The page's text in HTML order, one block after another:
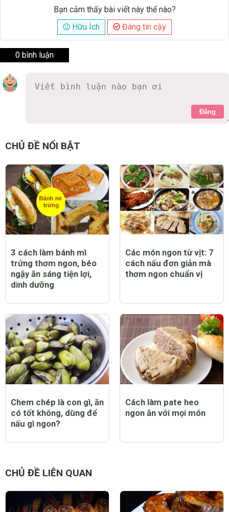
Bạn cảm thấy bài viết này thế nào?
Hữu Ích
Đáng tin cậy
0 bình luận
Đăng
CHỦ ĐỀ NỔI BẬT
3 cách làm bánh mì
trứng thơm ngon, béo
ngậy ăn sáng tiện lợi,
dinh dưỡng
Các món ngon từ vịt: 7
cách nấu đơn giản mà
thơm ngon chuẩn vị
Chem chép là con gì, ăn
có tốt không, dùng để
nấu gì ngon?
Cách làm pate heo
ngon ăn với mọi món
CHỦ ĐỀ LIÊN QUAN